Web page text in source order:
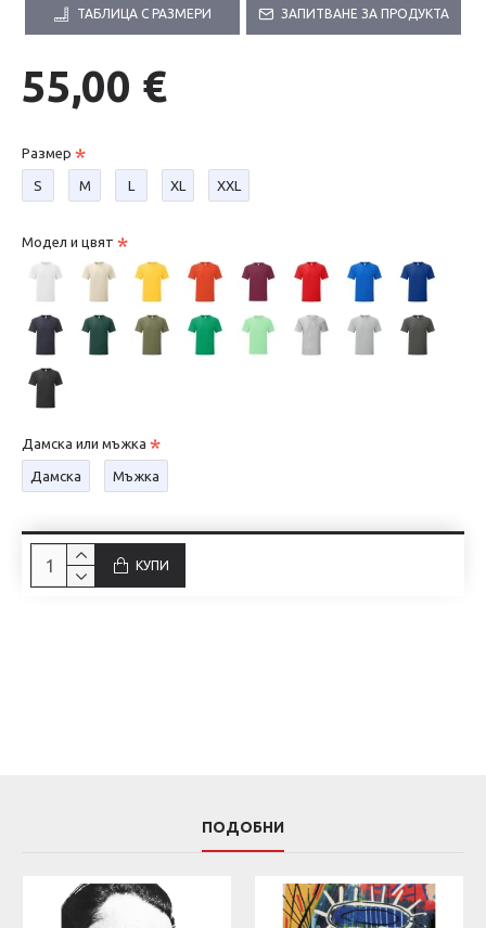
ТАБЛИЦА С РАЗМЕРИ ЗАПИТВАНЕ ЗА ПРОДУКТА
55,00 €
Размер
S М L XL XXL
Модел и цвят
Дамска или мъжка
Дамска Мъжка
КУПИ
ПОДОБНИ